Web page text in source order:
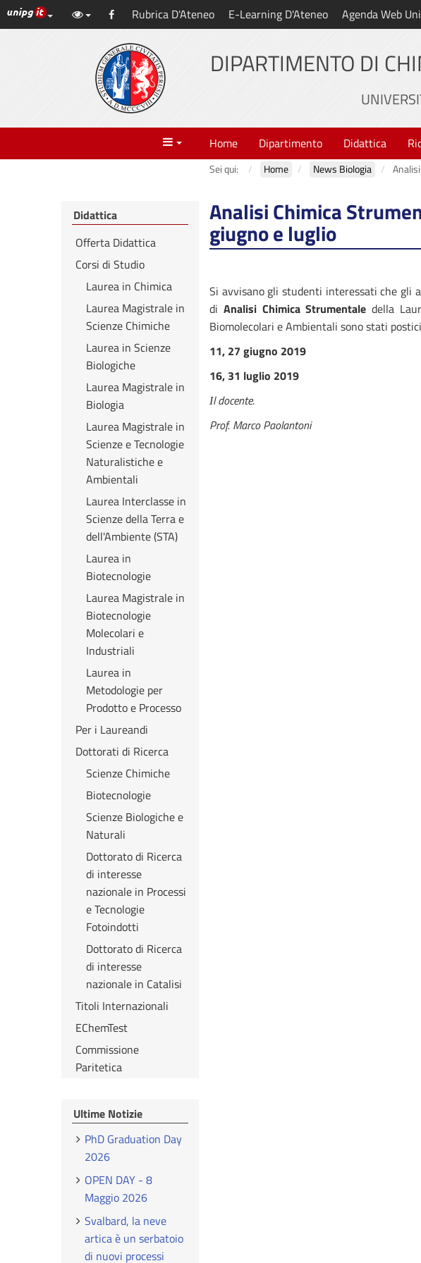
Vai
al
Link ai principali servizi web di Ateneo
Facebook
Rubrica D'Ateneo E-Learning D'Ateneo Agenda Web
DIPARTIMENTO DI
Menu Home Dipartimento Didattica
Sei qui: Home News Biologia
Analisi Chimica
giugno e luglio
Si avvisano gli studenti interessati che gli
di Analisi Chimica Strumentale della
Biomolecolari e Ambientali sono stati
11, 27 giugno 2019
16, 31 luglio 2019
Il docente.
Prof. Marco Paolantoni
Didattica
Offerta Didattica
Corsi di Studio
Laurea in Chimica
Laurea Magistrale in
Scienze Chimiche
Laurea in Scienze
Biologiche
Laurea Magistrale in
Biologia
Laurea Magistrale in
Scienze e Tecnologie
Naturalistiche e
Ambientali
Laurea Interclasse in
Scienze della Terra e
dell'Ambiente (STA)
Laurea in
Biotecnologie
Laurea Magistrale in
Biotecnologie
Molecolari e
Industriali
Laurea in
Metodologie per
Prodotto e Processo
Per i Laureandi
Dottorati di Ricerca
Scienze Chimiche
Biotecnologie
Scienze Biologiche e
Naturali
Dottorato di Ricerca
di interesse
nazionale in Processi
e Tecnologie
Fotoindotti
Dottorato di Ricerca
di interesse
nazionale in Catalisi
Titoli Internazionali
EChemTest
Commissione
Paritetica
Ultime Notizie
PhD Graduation Day
2026
OPEN DAY - 8
Maggio 2026
Svalbard, la neve
artica è un serbatoio
di nuovi processi